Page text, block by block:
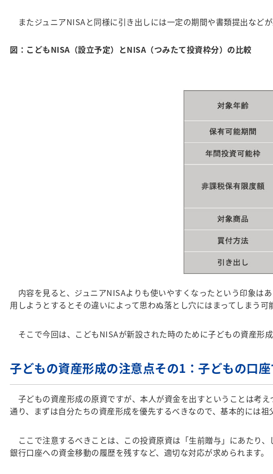
またジュニアNISAと同様に引き出しには一定の期間や書類提出など
図：こどもNISA（設立予定）とNISA（つみたて投資枠分）の比較
内容を見ると、ジュニアNISAよりも使いやすくなったという印象は
用しようとするとその違いによって思わぬ落とし穴にはまってしまう可
そこで今回は、こどもNISAが新設された時のために子どもの資産形
子どもの資産形成の注意点その1：子どもの口座
子どもの資産形成の原資ですが、本人が資金を出すということは考
通り、まずは自分たちの資産形成を優先するべきなので、基本的には
ここで注意するべきことは、この投資原資は「生前贈与」にあたり
銀行口座への資金移動の履歴を残すなど、適切な対応が求められます。